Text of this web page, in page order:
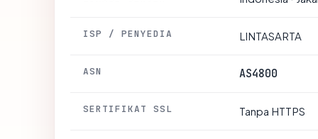
ISP / PENYEDIA LINTASARTA
ASN AS4800
SERTIFIKAT SSL Tanpa HTTPS